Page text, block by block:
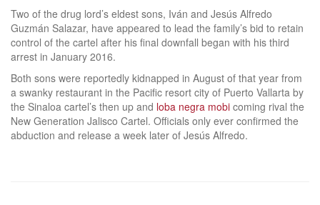
Two of the drug lord’s eldest sons, Iván and Jesús Alfredo
Guzmán Salazar, have appeared to lead the family’s bid to retain
control of the cartel after his final downfall began with his third
arrest in January 2016.
Both sons were reportedly kidnapped in August of that year from
a swanky restaurant in the Pacific resort city of Puerto Vallarta by
the Sinaloa cartel’s then up and loba negra mobi coming rival the
New Generation Jalisco Cartel. Officials only ever confirmed the
abduction and release a week later of Jesús Alfredo.